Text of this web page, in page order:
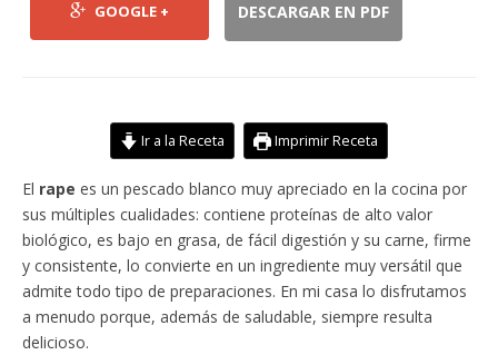
GOOGLE + DESCARGAR EN PDF
Ir a la Receta Imprimir Receta
El rape es un pescado blanco muy apreciado en la cocina por
sus múltiples cualidades: contiene proteínas de alto valor
biológico, es bajo en grasa, de fácil digestión y su carne, firme
y consistente, lo convierte en un ingrediente muy versátil que
admite todo tipo de preparaciones. En mi casa lo disfrutamos
a menudo porque, además de saludable, siempre resulta
delicioso.